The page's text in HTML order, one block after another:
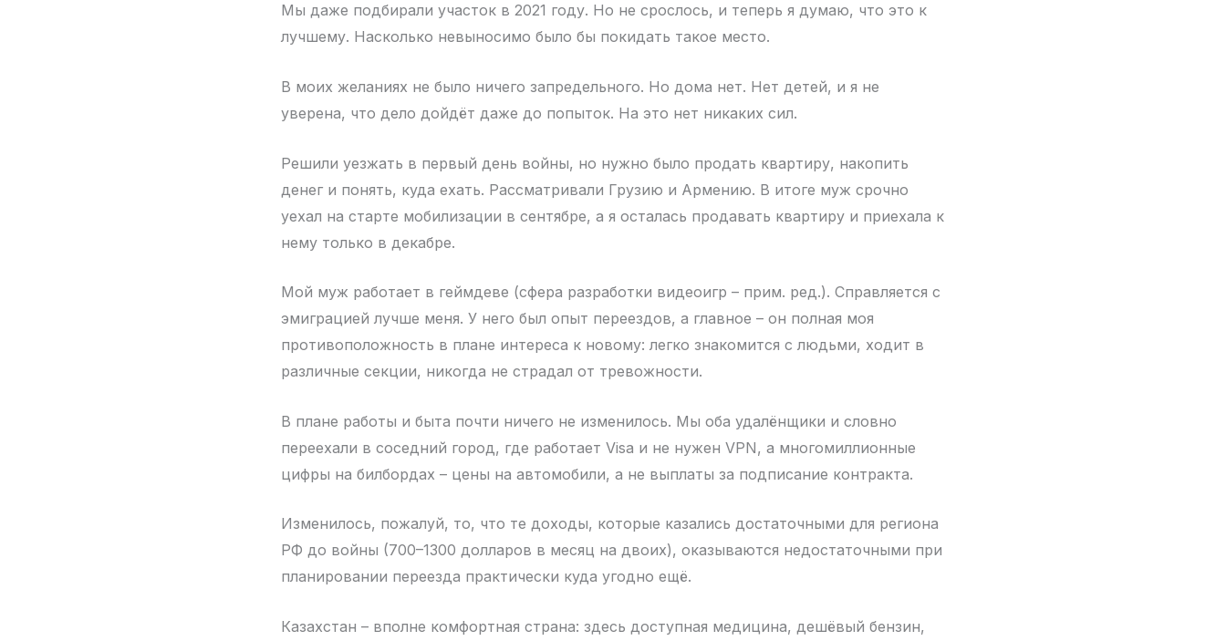
Мы даже подбирали участок в 2021 году. Но не срослось, и теперь я думаю, что это к
лучшему. Насколько невыносимо было бы покидать такое место.
В моих желаниях не было ничего запредельного. Но дома нет. Нет детей, и я не
уверена, что дело дойдёт даже до попыток. На это нет никаких сил.
Решили уезжать в первый день войны, но нужно было продать квартиру, накопить
денег и понять, куда ехать. Рассматривали Грузию и Армению. В итоге муж срочно
уехал на старте мобилизации в сентябре, а я осталась продавать квартиру и приехала к
нему только в декабре.
Мой муж работает в геймдеве (сфера разработки видеоигр – прим. ред.). Справляется с
эмиграцией лучше меня. У него был опыт переездов, а главное – он полная моя
противоположность в плане интереса к новому: легко знакомится с людьми, ходит в
различные секции, никогда не страдал от тревожности.
В плане работы и быта почти ничего не изменилось. Мы оба удалёнщики и словно
переехали в соседний город, где работает Visa и не нужен VPN, а многомиллионные
цифры на билбордах – цены на автомобили, а не выплаты за подписание контракта.
Изменилось, пожалуй, то, что те доходы, которые казались достаточными для региона
РФ до войны (700–1300 долларов в месяц на двоих), оказываются недостаточными при
планировании переезда практически куда угодно ещё.
Казахстан – вполне комфортная страна: здесь доступная медицина, дешёвый бензин,